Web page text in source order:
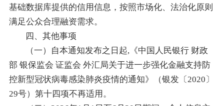
基础数据库提供的信用信息，按照市场化、法治化原则
满足公众合理融资需求。
四、其他事项
（一）自本通知发布之日起,《中国人民银行 财政
部 银保监会 证监会 外汇局关于进一步强化金融支持防
控新型冠状病毒感染肺炎疫情的通知》（银发〔2020〕
29号）第十四项不再适用。